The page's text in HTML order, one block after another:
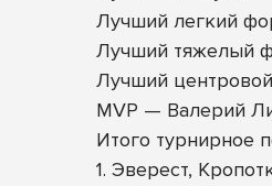
Лучший легкий
Лучший тяжелый
Лучший
MVP — Валерий
Итого турнирное
1. Эверест,